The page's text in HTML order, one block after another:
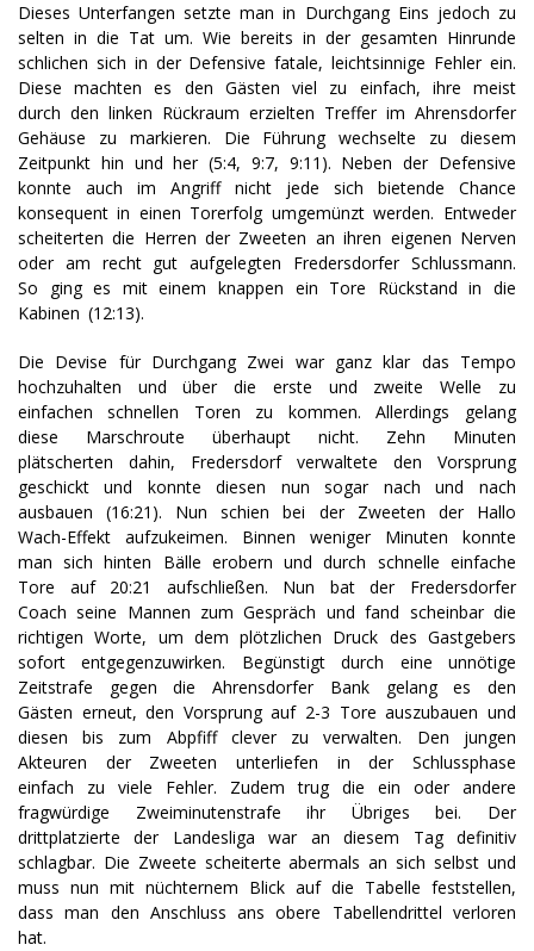
Dieses Unterfangen setzte man in Durchgang Eins jedoch zu
selten in die Tat um. Wie bereits in der gesamten Hinrunde
schlichen sich in der Defensive fatale, leichtsinnige Fehler ein.
Diese machten es den Gästen viel zu einfach, ihre meist
durch den linken Rückraum erzielten Treffer im Ahrensdorfer
Gehäuse zu markieren. Die Führung wechselte zu diesem
Zeitpunkt hin und her (5:4, 9:7, 9:11). Neben der Defensive
konnte auch im Angriff nicht jede sich bietende Chance
konsequent in einen Torerfolg umgemünzt werden. Entweder
scheiterten die Herren der Zweeten an ihren eigenen Nerven
oder am recht gut aufgelegten Fredersdorfer Schlussmann.
So ging es mit einem knappen ein Tore Rückstand in die
Kabinen (12:13).
Die Devise für Durchgang Zwei war ganz klar das Tempo
hochzuhalten und über die erste und zweite Welle zu
einfachen schnellen Toren zu kommen. Allerdings gelang
diese Marschroute überhaupt nicht. Zehn Minuten
plätscherten dahin, Fredersdorf verwaltete den Vorsprung
geschickt und konnte diesen nun sogar nach und nach
ausbauen (16:21). Nun schien bei der Zweeten der Hallo
Wach-Effekt aufzukeimen. Binnen weniger Minuten konnte
man sich hinten Bälle erobern und durch schnelle einfache
Tore auf 20:21 aufschließen. Nun bat der Fredersdorfer
Coach seine Mannen zum Gespräch und fand scheinbar die
richtigen Worte, um dem plötzlichen Druck des Gastgebers
sofort entgegenzuwirken. Begünstigt durch eine unnötige
Zeitstrafe gegen die Ahrensdorfer Bank gelang es den
Gästen erneut, den Vorsprung auf 2-3 Tore auszubauen und
diesen bis zum Abpfiff clever zu verwalten. Den jungen
Akteuren der Zweeten unterliefen in der Schlussphase
einfach zu viele Fehler. Zudem trug die ein oder andere
fragwürdige Zweiminutenstrafe ihr Übriges bei. Der
drittplatzierte der Landesliga war an diesem Tag definitiv
schlagbar. Die Zweete scheiterte abermals an sich selbst und
muss nun mit nüchternem Blick auf die Tabelle feststellen,
dass man den Anschluss ans obere Tabellendrittel verloren
hat.